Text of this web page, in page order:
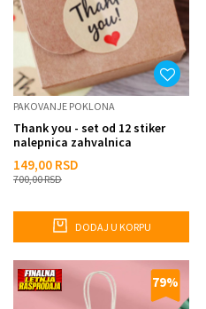
PAKOVANJE POKLONA
Thank you - set od 12 stiker
nalepnica zahvalnica
149,00 RSD
700,00RSD
DODAJ U KORPU
79%